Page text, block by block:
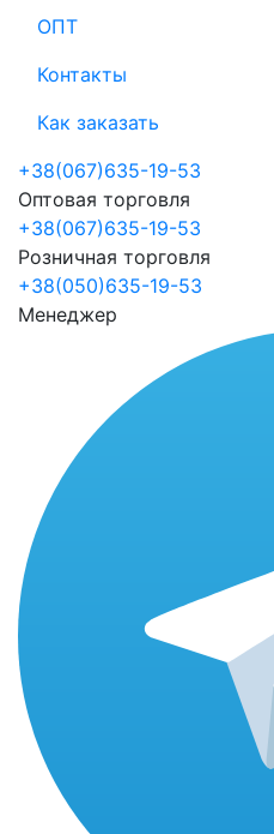
ОПТ
Контакты
Как заказать
+38(067)635-19-53
Оптовая торговля
+38(067)635-19-53
Розничная торговля
+38(050)635-19-53
Менеджер